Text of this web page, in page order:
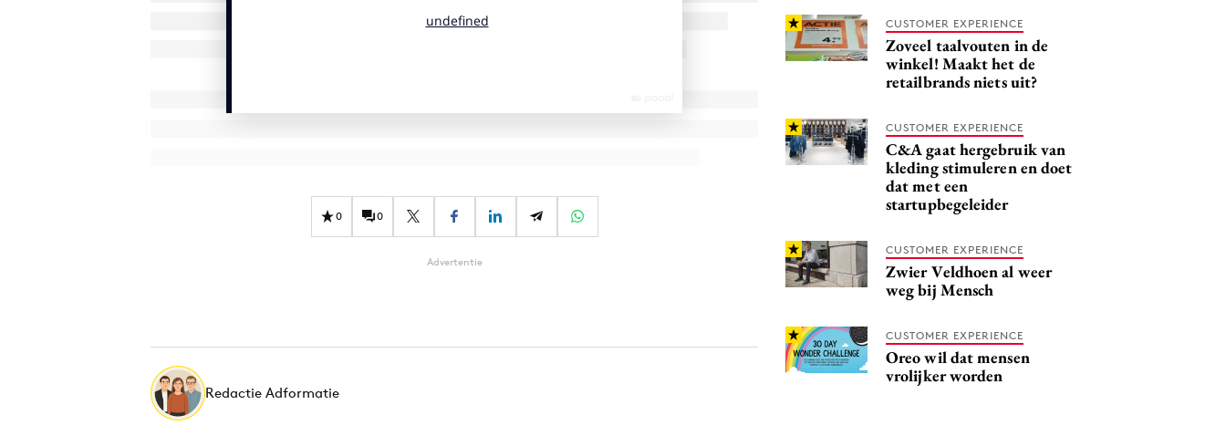
0 0
Advertentie
Redactie Adformatie
CUSTOMER EXPERIENCE
Zoveel taalvouten in de
winkel! Maakt het de
retailbrands niets uit?
CUSTOMER EXPERIENCE
C&A gaat hergebruik van
kleding stimuleren en doet
dat met een
startupbegeleider
CUSTOMER EXPERIENCE
Zwier Veldhoen al weer
weg bij Mensch
CUSTOMER EXPERIENCE
Oreo wil dat mensen
vrolijker worden